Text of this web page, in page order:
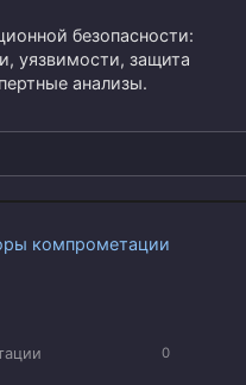
безопасности:
уязвимости, защита
анализы.
компрометации
0